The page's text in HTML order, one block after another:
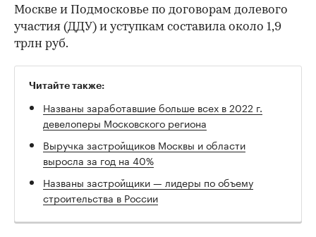
Москве и Подмосковье по договорам долевого
участия (ДДУ) и уступкам составила около 1,9
трлн руб.
Читайте также:
Названы заработавшие больше всех в 2022 г.
девелоперы Московского региона
Выручка застройщиков Москвы и области
выросла за год на 40%
Названы застройщики — лидеры по объему
строительства в России